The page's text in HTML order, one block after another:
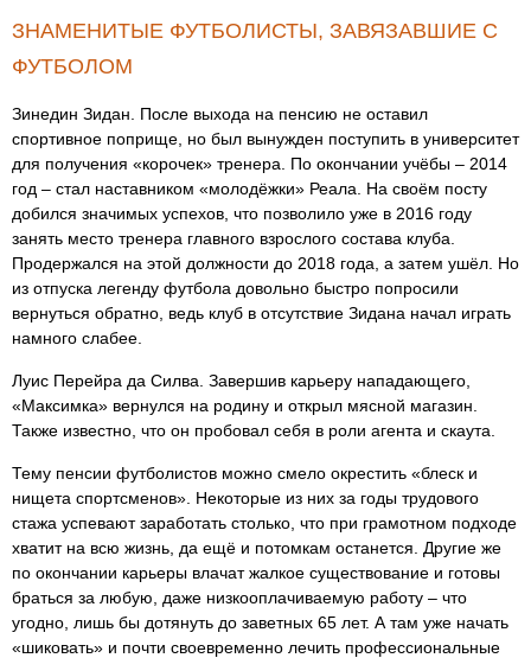
ЗНАМЕНИТЫЕ ФУТБОЛИСТЫ, ЗАВЯЗАВШИЕ С
ФУТБОЛОМ
Зинедин Зидан. После выхода на пенсию не оставил
спортивное поприще, но был вынужден поступить в университет
для получения «корочек» тренера. По окончании учёбы – 2014
год – стал наставником «молодёжки» Реала. На своём посту
добился значимых успехов, что позволило уже в 2016 году
занять место тренера главного взрослого состава клуба.
Продержался на этой должности до 2018 года, а затем ушёл. Но
из отпуска легенду футбола довольно быстро попросили
вернуться обратно, ведь клуб в отсутствие Зидана начал играть
намного слабее.
Луис Перейра да Силва. Завершив карьеру нападающего,
«Максимка» вернулся на родину и открыл мясной магазин.
Также известно, что он пробовал себя в роли агента и скаута.
Тему пенсии футболистов можно смело окрестить «блеск и
нищета спортсменов». Некоторые из них за годы трудового
стажа успевают заработать столько, что при грамотном подходе
хватит на всю жизнь, да ещё и потомкам останется. Другие же
по окончании карьеры влачат жалкое существование и готовы
браться за любую, даже низкооплачиваемую работу – что
угодно, лишь бы дотянуть до заветных 65 лет. А там уже начать
«шиковать» и почти своевременно лечить профессиональные